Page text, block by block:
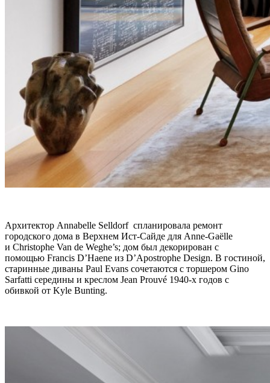
Архитектор Annabelle Selldorf спланировала ремонт
городского дома в Верхнем Ист-Сайде для Anne-Gaëlle
и Christophe Van de Weghe’s; дом был декорирован с
помощью Francis D’Haene из D’Apostrophe Design. В гостиной,
старинные диваны Paul Evans сочетаются с торшером Gino
Sarfatti середины и креслом Jean Prouvé 1940-х годов с
обивкой от Kyle Bunting.